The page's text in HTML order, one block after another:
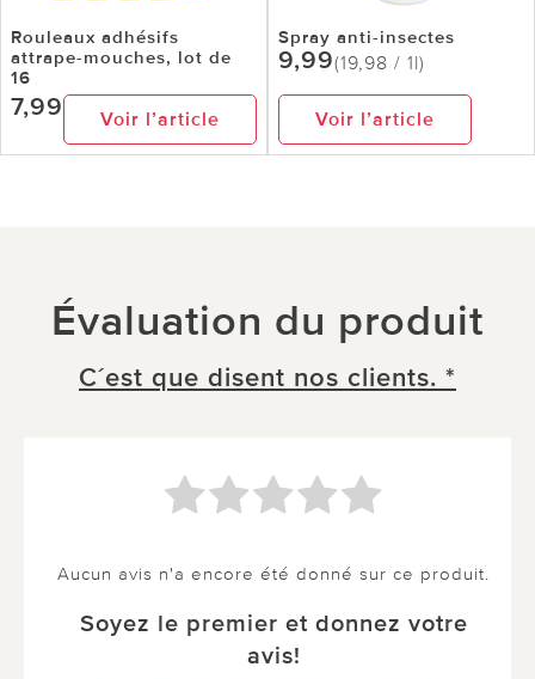
Rouleaux adhésifs
attrape-mouches, lot de
16
7,99 Voir l’article
Spray anti-insectes
9,99(19,98 / 1l)
Voir l’article
Évaluation du produit
C´est que disent nos clients. *
Aucun avis n'a encore été donné sur ce produit.
Soyez le premier et donnez votre
avis!